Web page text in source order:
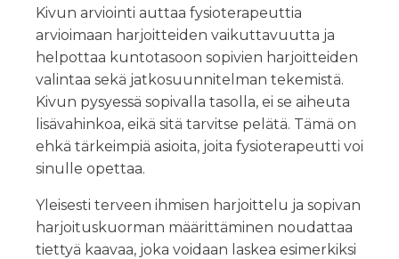
Kivun arviointi auttaa fysioterapeuttia
arvioimaan harjoitteiden vaikuttavuutta ja
helpottaa kuntotasoon sopivien harjoitteiden
valintaa sekä jatkosuunnitelman tekemistä.
Kivun pysyessä sopivalla tasolla, ei se aiheuta
lisävahinkoa, eikä sitä tarvitse pelätä. Tämä on
ehkä tärkeimpiä asioita, joita fysioterapeutti voi
sinulle opettaa.
Yleisesti terveen ihmisen harjoittelu ja sopivan
harjoituskuorman määrittäminen noudattaa
tiettyä kaavaa, joka voidaan laskea esimerkiksi